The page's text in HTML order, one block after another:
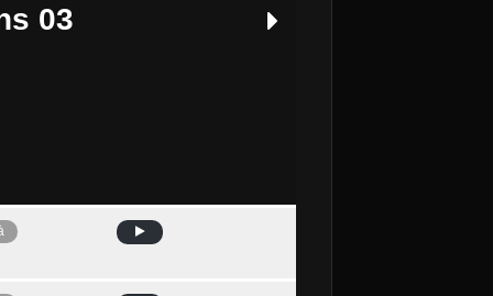
03
Avui